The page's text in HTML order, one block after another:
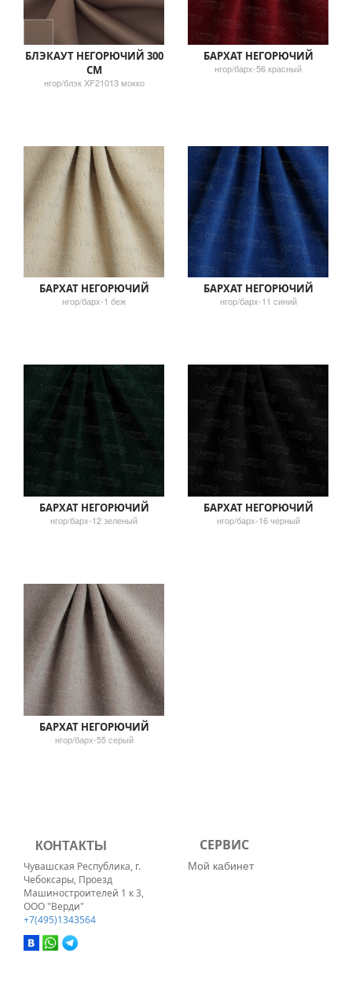
БЛЭКАУТ НЕГОРЮЧИЙ 300
СМ
нгор/блэк XF21013 мокко
БАРХАТ НЕГОРЮЧИЙ
нгор/барх-56 красный
БАРХАТ НЕГОРЮЧИЙ
нгор/барх-1 беж
БАРХАТ НЕГОРЮЧИЙ
нгор/барх-11 синий
БАРХАТ НЕГОРЮЧИЙ
нгор/барх-12 зеленый
БАРХАТ НЕГОРЮЧИЙ
нгор/барх-16 черный
БАРХАТ НЕГОРЮЧИЙ
нгор/барх-55 серый
КОНТАКТЫ
Чувашская Республика, г.
Чебоксары, Проезд
Машиностроителей 1 к 3,
ООО "Верди"
+7(495)1343564
СЕРВИС
Мой кабинет